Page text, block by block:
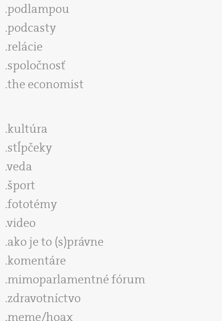
podlampou
podcasty
relácie
spoločnosť
the economist
kultúra
stĺpčeky
veda
šport
fototémy
video
ako je to (s)právne
komentáre
mimoparlamentné fórum
zdravotníctvo
meme/hoax